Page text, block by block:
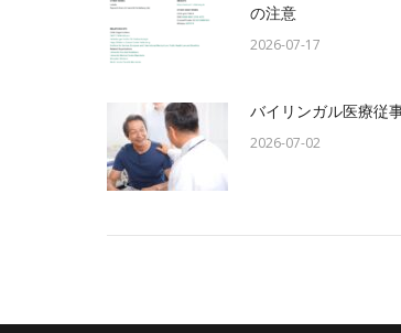
の注意
2026-07-17
バイリンガル医療従
2026-07-02